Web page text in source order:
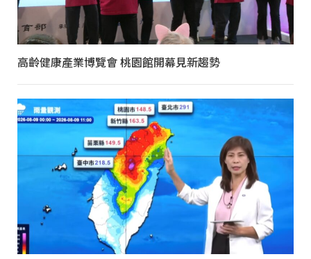
高齡健康產業博覽會 桃園館開幕見新趨勢